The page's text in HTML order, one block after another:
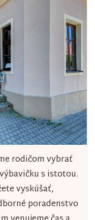
rodičom vybrať
s istotou.
vyskúšať,
poradenstvo